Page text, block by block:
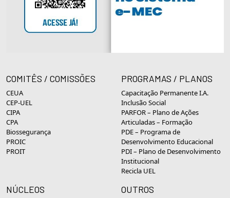
COMITÊS / COMISSÕES
CEUA
CEP-UEL
CIPA
CPA
Biossegurança
PROIC
PROIT
PROGRAMAS / PLANOS
Capacitação Permanente I.A.
Inclusão Social
PARFOR – Plano de Ações
Articuladas – Formação
PDE – Programa de
Desenvolvimento Educacional
PDI – Plano de Desenvolvimento
Institucional
Recicla UEL
NÚCLEOS OUTROS